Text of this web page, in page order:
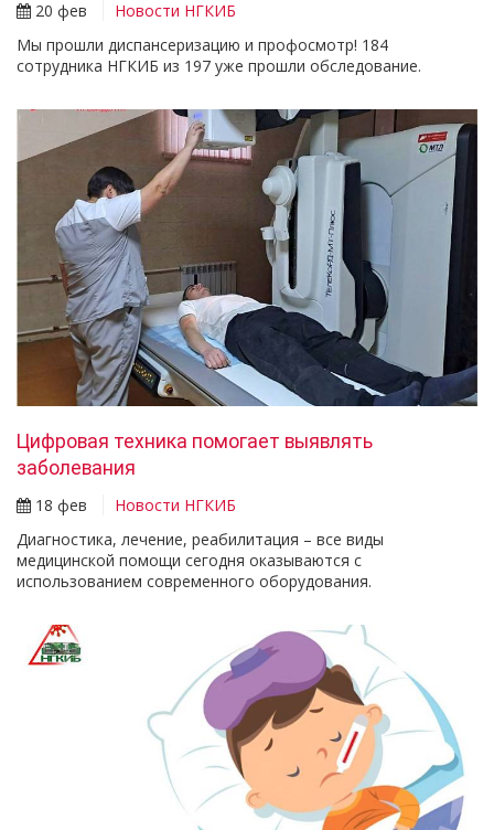
20 фев
Новости НГКИБ
Мы прошли диспансеризацию и профосмотр! 184
сотрудника НГКИБ из 197 уже прошли обследование.
Цифровая техника помогает выявлять
заболевания
18 фев
Новости НГКИБ
Диагностика, лечение, реабилитация – все виды
медицинской помощи сегодня оказываются с
использованием современного оборудования.